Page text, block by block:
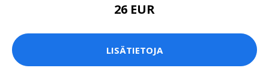
26 EUR
LISÄTIETOJA